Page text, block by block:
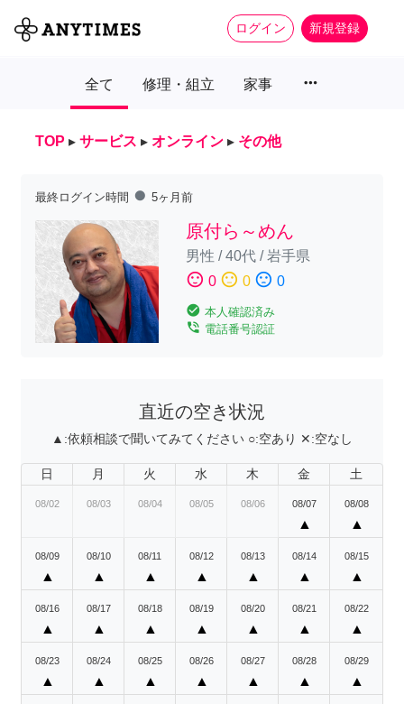
ログイン 新規登録
全て 修理・組立 家事 more_horiz
TOP ▸ サービス ▸ オンライン ▸ その他
最終ログイン時間 fiber_manual_record 5ヶ月前
原付ら～めん
男性 /40代/岩手県
sentiment_satisfied 0 sentiment_neutral 0 sentiment_dissatisfied 0
check_circle 本人確認済み
phone_in_talk 電話番号認証
直近の空き状況
▲:依頼相談で聞いてみてください ○:空あり ✕:空なし
日 月 火 水 木 金 土
08/02 08/03 08/04 08/05 08/06 08/07
▲
08/08
▲
08/09
▲
08/10
▲
08/11
▲
08/12
▲
08/13
▲
08/14
▲
08/15
▲
08/16
▲
08/17
▲
08/18
▲
08/19
▲
08/20
▲
08/21
▲
08/22
▲
08/23
▲
08/24
▲
08/25
▲
08/26
▲
08/27
▲
08/28
▲
08/29
▲